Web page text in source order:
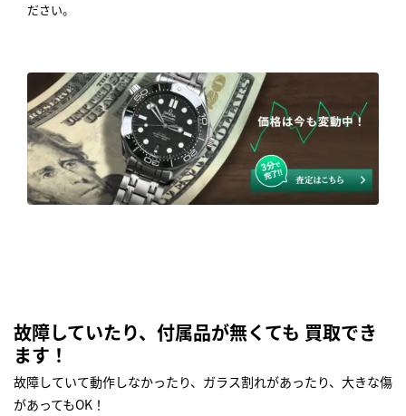
ださい。
故障していたり、付属品が無くても 買取でき
ます！
故障していて動作しなかったり、ガラス割れがあったり、大きな傷
があってもOK！